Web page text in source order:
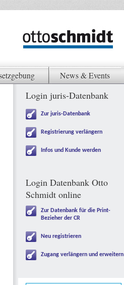
News & Events
Login juris-Datenbank
Zur juris-Datenbank
Registrierung verlängern
Infos und Kunde werden
Login Datenbank Otto
Schmidt online
Zur Datenbank für die Print-
Bezieher der CR
Neu registrieren
Zugang verlängern und erweitern